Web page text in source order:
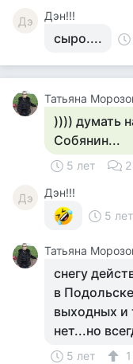
Дэ Дэн!!!
сыро....
Татьяна
)))) думать
Собянин...
5 лет 2
Дэ
Дэн!!!
5 лет
Татьяна
снегу
в
выходных и
нет...но
5 лет 1